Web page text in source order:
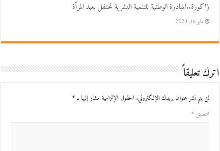
زاكورة..المبادرة الوطنية للتنمية البشرية تحتفل بعيد المرأة
مايو 16, 2024
اترك تعليقاً
لن يتم نشر عنوان بريدك الإلكتروني. الحقول الإلزامية مشار إليها بـ*
التعليق *